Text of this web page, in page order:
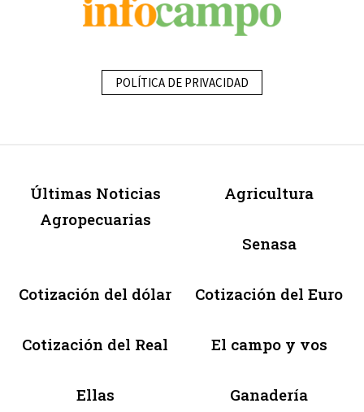
POLÍTICA DE PRIVACIDAD
Últimas Noticias
Agropecuarias
Agricultura
Senasa
Cotización del dólar Cotización del Euro
Cotización del Real El campo y vos
Ellas Ganadería